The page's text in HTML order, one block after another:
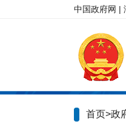
中国政府网 |
首页>政